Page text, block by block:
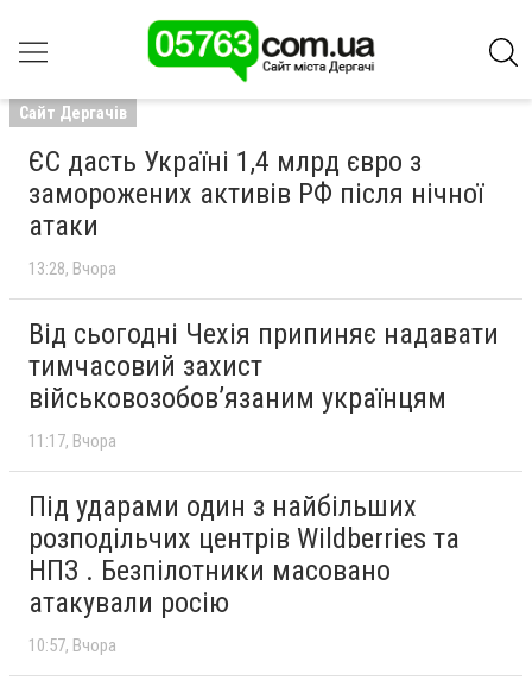
Сайт Дергачів
ЄС дасть Україні 1,4 млрд євро з
заморожених активів РФ після нічної
атаки
13:28 Вчора
Від сьогодні Чехія припиняє надавати
тимчасовий захист
військовозобов’язаним українцям
11:17 Вчора
Під ударами один з найбільших
розподільчих центрів Wildberries та
НПЗ . Безпілотники масовано
атакували росію
10:57 Вчора